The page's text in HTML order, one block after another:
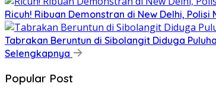
Ricuh! Ribuan Demonstran di New Delhi,
Tabrakan Beruntun di Sibolangit Diduga
Selengkapnya
Popular Post